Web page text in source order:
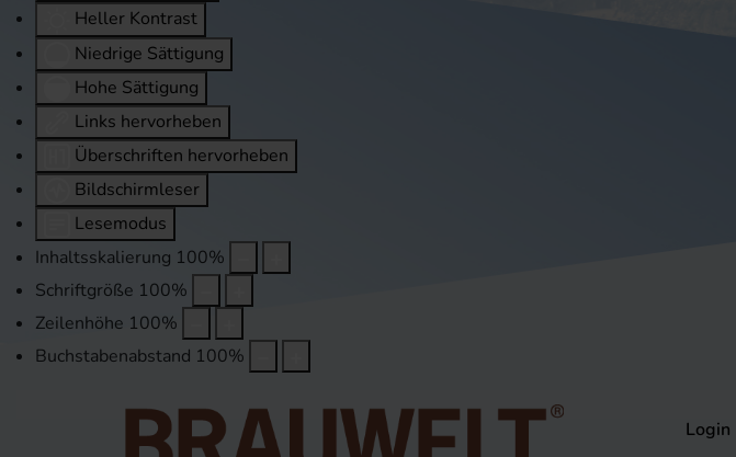
Heller Kontrast
Niedrige Sättigung
Hohe Sättigung
Links hervorheben
Überschriften hervorheben
Bildschirmleser
Lesemodus
Inhaltsskalierung 100%
Schriftgröße 100%
Zeilenhöhe 100%
Buchstabenabstand 100%
Login